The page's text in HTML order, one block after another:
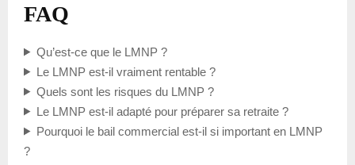
FAQ
Qu’est-ce que le LMNP ?
Le LMNP est-il vraiment rentable ?
Quels sont les risques du LMNP ?
Le LMNP est-il adapté pour préparer sa retraite ?
Pourquoi le bail commercial est-il si important en LMNP
?